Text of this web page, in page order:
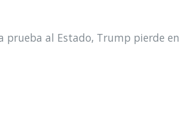
prueba al Estado, Trump pierde